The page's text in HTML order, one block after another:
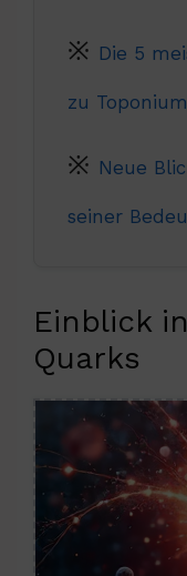
Die 5
zu Toponium
Neue
seiner
Einblick
Quarks